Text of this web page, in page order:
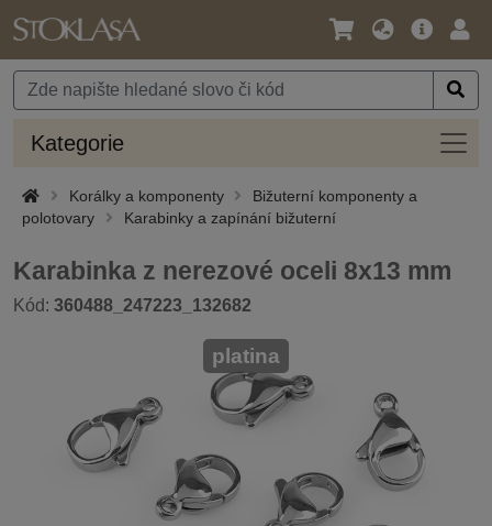
Jazyk
Měna
Hlavní
Kategorie
Korálky a komponenty
Bižuterní komponenty a
polotovary
Karabinky a zapínání bižuterní
Karabinka z nerezové oceli 8x13 mm
Kód: 360488_247223_132682
platina